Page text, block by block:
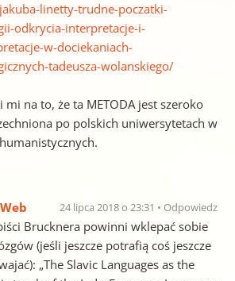
linetty-trudne-poczatki-
odkrycia-interpretacje-i-
w-dociekaniach-
tadeusza-wolanskiego/
mi na to, że ta METODA jest szeroko
po polskich uniwersytetach w
24 lipca 2018 o 23:31 Odpowiedz
Brucknera powinni wklepać sobie
(jeśli jeszcze potrafią coś jeszcze
„The Slavic Languages as the